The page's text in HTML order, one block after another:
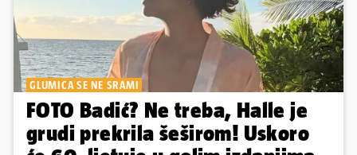
GLUMICA SE NE SRAMI
FOTO Badić? Ne treba, Halle je
grudi prekrila šeširom! Uskoro